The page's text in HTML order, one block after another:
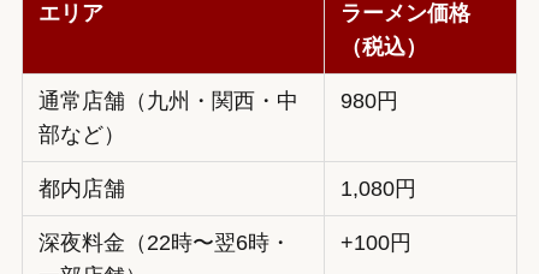
エリア
ラーメン価格
（税込）
通常店舗（九州・関西・中
部など）
980円
都内店舗 1,080円
深夜料金（22時〜翌6時・
+100円